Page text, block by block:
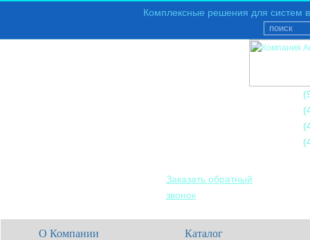
Комплексные решения для систем
Заказать обратный
звонок
О Компании Каталог